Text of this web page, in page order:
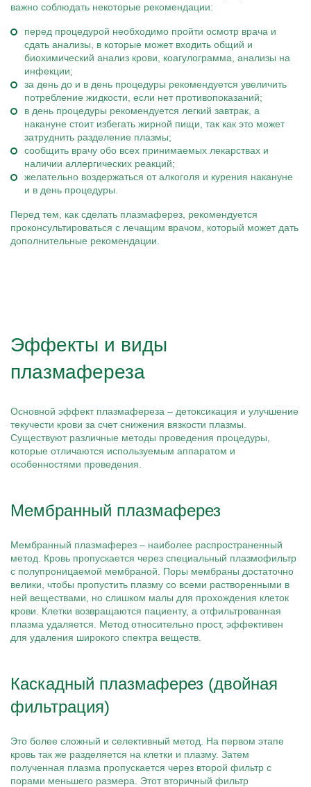
важно соблюдать некоторые рекомендации:
перед процедурой необходимо пройти осмотр врача и
сдать анализы, в которые может входить общий и
биохимический анализ крови, коагулограмма, анализы на
инфекции;
за день до и в день процедуры рекомендуется увеличить
потребление жидкости, если нет противопоказаний;
в день процедуры рекомендуется легкий завтрак, а
накануне стоит избегать жирной пищи, так как это может
затруднить разделение плазмы;
сообщить врачу обо всех принимаемых лекарствах и
наличии аллергических реакций;
желательно воздержаться от алкоголя и курения накануне
и в день процедуры.
Перед тем, как сделать плазмаферез, рекомендуется
проконсультироваться с лечащим врачом, который может дать
дополнительные рекомендации.
Эффекты и виды
плазмафереза
Основной эффект плазмафереза – детоксикация и улучшение
текучести крови за счет снижения вязкости плазмы.
Существуют различные методы проведения процедуры,
которые отличаются используемым аппаратом и
особенностями проведения.
Мембранный плазмаферез
Мембранный плазмаферез – наиболее распространенный
метод. Кровь пропускается через специальный плазмофильтр
с полупроницаемой мембраной. Поры мембраны достаточно
велики, чтобы пропустить плазму со всеми растворенными в
ней веществами, но слишком малы для прохождения клеток
крови. Клетки возвращаются пациенту, а отфильтрованная
плазма удаляется. Метод относительно прост, эффективен
для удаления широкого спектра веществ.
Каскадный плазмаферез (двойная
фильтрация)
Это более сложный и селективный метод. На первом этапе
кровь так же разделяется на клетки и плазму. Затем
полученная плазма пропускается через второй фильтр с
порами меньшего размера. Этот вторичный фильтр